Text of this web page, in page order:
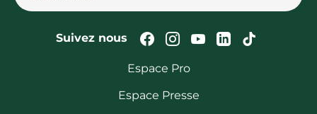
Suivez nous Suivez-nous sur
Suivez-nous sur
Suivez-nous
Suivez-Suivez-
Espace Pro
Espace Presse